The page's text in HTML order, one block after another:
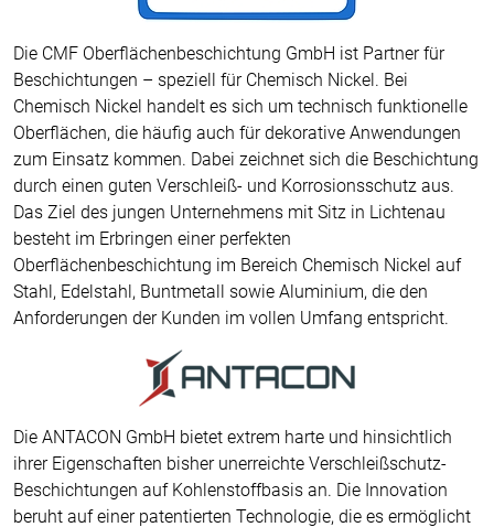
Die CMF Oberflächenbeschichtung GmbH ist Partner für
Beschichtungen – speziell für Chemisch Nickel. Bei
Chemisch Nickel handelt es sich um technisch funktionelle
Oberflächen, die häufig auch für dekorative Anwendungen
zum Einsatz kommen. Dabei zeichnet sich die Beschichtung
durch einen guten Verschleiß- und Korrosionsschutz aus.
Das Ziel des jungen Unternehmens mit Sitz in Lichtenau
besteht im Erbringen einer perfekten
Oberflächenbeschichtung im Bereich Chemisch Nickel auf
Stahl, Edelstahl, Buntmetall sowie Aluminium, die den
Anforderungen der Kunden im vollen Umfang entspricht.
Die ANTACON GmbH bietet extrem harte und hinsichtlich
ihrer Eigenschaften bisher unerreichte Verschleißschutz-
Beschichtungen auf Kohlenstoffbasis an. Die Innovation
beruht auf einer patentierten Technologie, die es ermöglicht